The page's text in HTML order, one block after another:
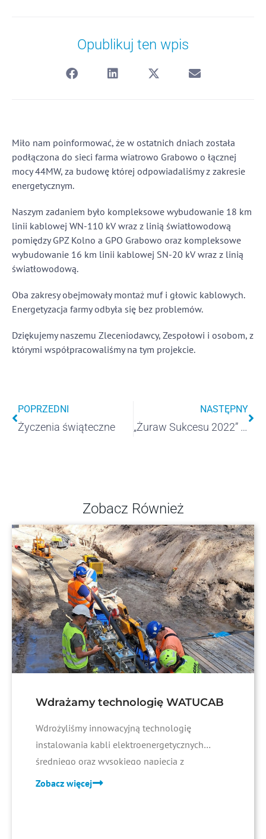
Opublikuj ten wpis
Miło nam poinformować, że w ostatnich dniach została
podłączona do sieci farma wiatrowo Grabowo o łącznej
mocy 44MW, za budowę której odpowiadaliśmy z zakresie
energetycznym.
Naszym zadaniem było kompleksowe wybudowanie 18 km
linii kablowej WN-110 kV wraz z linią światłowodową
pomiędzy GPZ Kolno a GPO Grabowo oraz kompleksowe
wybudowanie 16 km linii kablowej SN-20 kV wraz z linią
światłowodową.
Oba zakresy obejmowały montaż muf i głowic kablowych.
Energetyzacja farmy odbyła się bez problemów.
Dziękujemy naszemu Zleceniodawcy, Zespołowi i osobom, z
którymi współpracowaliśmy na tym projekcie.
POPRZEDNI
Życzenia świąteczne
NASTĘPNY
„Żuraw Sukcesu 2022” od Kaszubskiego Banku Spółdzielczego
Zobacz Również
Wdrażamy technologię WATUCAB
Wdrożyliśmy innowacyjną technologię
instalowania kabli elektroenergetycznych
średniego oraz wysokiego napięcia z
wykorzystaniem urządzenia WATUCAB.
Zobacz więcej